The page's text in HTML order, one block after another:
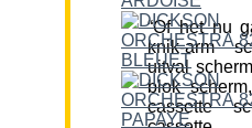
“Of het nu
knik-arm
uitval
blok
cassette